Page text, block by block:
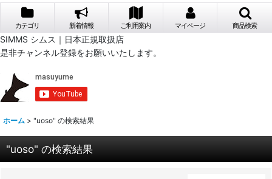
カテゴリ 新着情報 ご利用案内 マイページ 商品検索
SIMMS シムス｜日本正規取扱店
是非チャンネル登録をお願いいたします。
ホーム > "uoso" の検索結果
"uoso" の検索結果